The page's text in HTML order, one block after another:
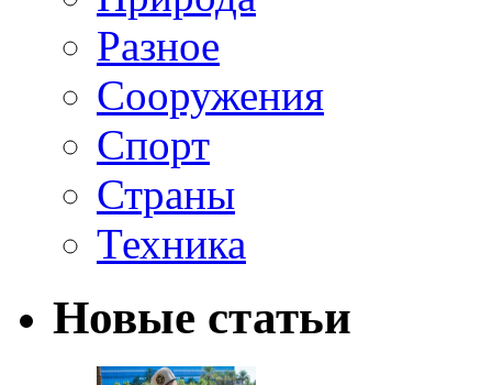
Разное
Сооружения
Спорт
Страны
Техника
Новые статьи